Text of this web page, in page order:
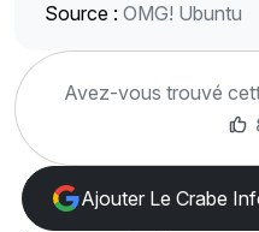
Source : OMG! Ubuntu
Avez-vous trouvé
Ajouter Le Crabe